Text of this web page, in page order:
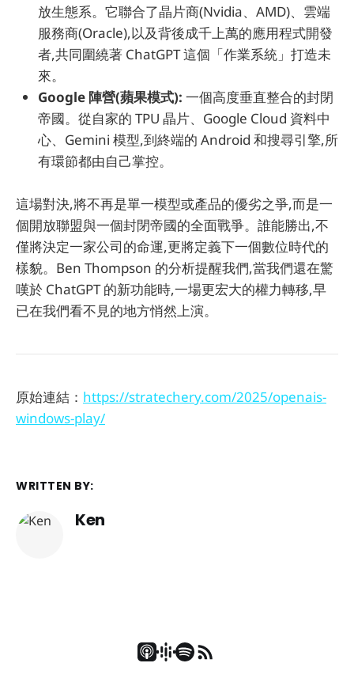
放生態系。它聯合了晶片商(Nvidia、AMD)、雲端
服務商(Oracle),以及背後成千上萬的應用程式開發
者,共同圍繞著 ChatGPT 這個「作業系統」打造未
來。
Google 陣營(蘋果模式): 一個高度垂直整合的封閉
帝國。從自家的 TPU 晶片、Google Cloud 資料中
心、Gemini 模型,到終端的 Android 和搜尋引擎,所
有環節都由自己掌控。
這場對決,將不再是單一模型或產品的優劣之爭,而是一
個開放聯盟與一個封閉帝國的全面戰爭。誰能勝出,不
僅將決定一家公司的命運,更將定義下一個數位時代的
樣貌。Ben Thompson 的分析提醒我們,當我們還在驚
嘆於 ChatGPT 的新功能時,一場更宏大的權力轉移,早
已在我們看不見的地方悄然上演。
原始連結： https://stratechery.com/2025/openais-
windows-play/
WRITTEN BY:
Ken